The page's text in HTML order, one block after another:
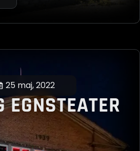
25 maj, 2022
EGNSTEATER